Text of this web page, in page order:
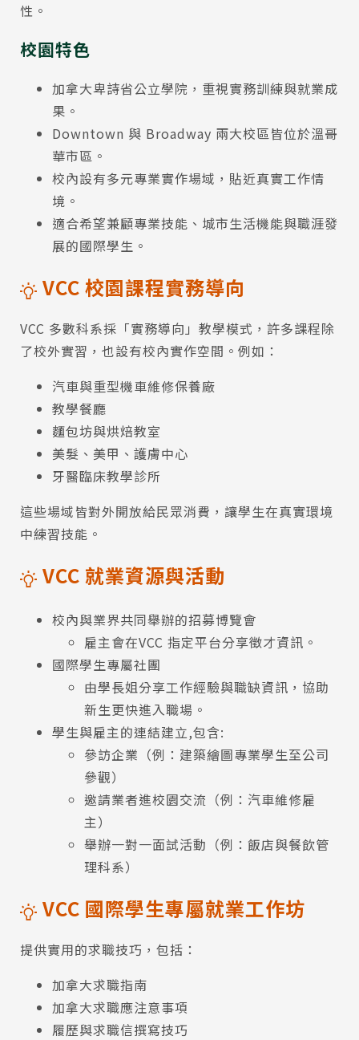
Latest News 最新消息
性。
校園特色
加拿大卑詩省公立學院，重視實務訓練與就業成
果。
Downtown 與 Broadway 兩大校區皆位於溫哥
華市區。
校內設有多元專業實作場域，貼近真實工作情
境。
適合希望兼顧專業技能、城市生活機能與職涯發
展的國際學生。
VCC 校園課程實務導向
VCC 多數科系採「實務導向」教學模式，許多課程除
了校外實習，也設有校內實作空間。例如：
汽車與重型機車維修保養廠
教學餐廳
麵包坊與烘焙教室
美髮、美甲、護膚中心
牙醫臨床教學診所
這些場域皆對外開放給民眾消費，讓學生在真實環境
中練習技能。
VCC 就業資源與活動
校內與業界共同舉辦的招募博覽會
雇主會在VCC 指定平台分享徵才資訊。
國際學生專屬社團
由學長姐分享工作經驗與職缺資訊，協助
新生更快進入職場。
學生與雇主的連結建立,包含:
參訪企業（例：建築繪圖專業學生至公司
參觀）
邀請業者進校園交流（例：汽車維修雇
主）
舉辦一對一面試活動（例：飯店與餐飲管
理科系）
VCC 國際學生專屬就業工作坊
提供實用的求職技巧，包括：
加拿大求職指南
加拿大求職應注意事項
履歷與求職信撰寫技巧